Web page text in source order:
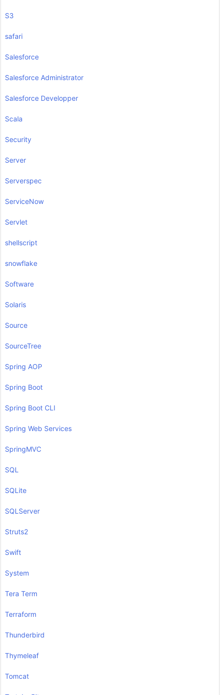
S3
safari
Salesforce
Salesforce Administrator
Salesforce Developper
Scala
Security
Server
Serverspec
ServiceNow
Servlet
shellscript
snowflake
Software
Solaris
Source
SourceTree
Spring AOP
Spring Boot
Spring Boot CLI
Spring Web Services
SpringMVC
SQL
SQLite
SQLServer
Struts2
Swift
System
Tera Term
Terraform
Thunderbird
Thymeleaf
Tomcat